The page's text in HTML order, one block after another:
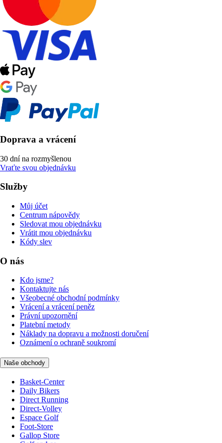
Doprava a vrácení
30 dní na rozmyšlenou
Vraťte svou objednávku
Služby
Můj účet
Centrum nápovědy
Sledovat mou objednávku
Vrátit mou objednávku
Kódy slev
O nás
Kdo jsme?
Kontaktujte nás
Všeobecné obchodní podmínky
Vrácení a vrácení peněz
Právní upozornění
Platební metody
Náklady na dopravu a možnosti doručení
Oznámení o ochraně soukromí
Naše obchody
Basket-Center
Daily Bikers
Direct Running
Direct-Volley
Espace Golf
Foot-Store
Gallop Store